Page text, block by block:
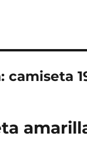
camiseta